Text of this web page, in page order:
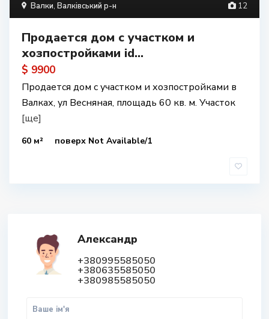
12
Валки, Валківський р-н
Продается дом с участком и
хозпостройками id...
$ 9900
Продается дом с участком и хозпостройками в
Валках, ул Весняная, площадь 60 кв. м. Участок
[ще]
60 м² поверх Not Available/1
Александр
+380995585050
+380635585050
+380985585050